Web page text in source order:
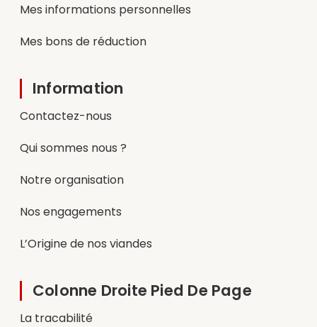
Mes informations personnelles
Mes bons de réduction
Information
Contactez-nous
Qui sommes nous ?
Notre organisation
Nos engagements
L’Origine de nos viandes
Colonne Droite Pied De Page
La tracabilité